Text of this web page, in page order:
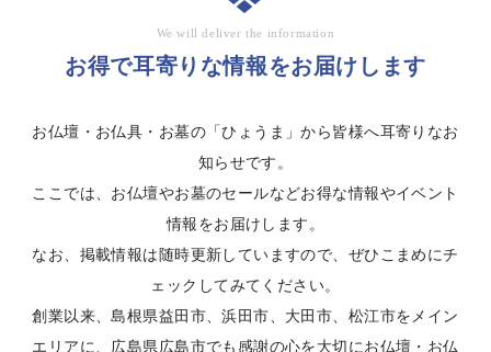
We will deliver the information
お得で耳寄りな情報をお届けします
お仏壇・お仏具・お墓の「ひょうま」から皆様へ耳寄りなお
知らせです。
ここでは、お仏壇やお墓のセールなどお得な情報やイベント
情報をお届けします。
なお、掲載情報は随時更新していますので、ぜひこまめにチ
ェックしてみてください。
創業以来、島根県益田市、浜田市、大田市、松江市をメイン
エリアに、広島県広島市でも感謝の心を大切にお仏壇・お仏